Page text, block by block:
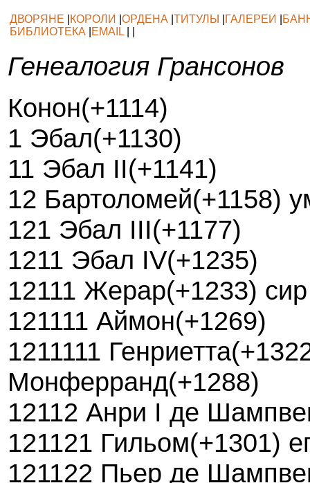
ДВОРЯНЕ КОРОЛИ ОРДЕНА ТИТУЛЫ ГАЛЕРЕИ
БИБЛИОТЕКА
EMAIL
Генеалогия Грансонов
Конон(+1114)
1 Эбал(+1130)
11 Эбал II(+1141)
12 Бартоломей(+1158)
121 Эбал III(+1177)
1211 Эбал IV(+1235)
12111 Жерар(+1233)
121111 Аймон(+1269)
1211111
Монферранд(+1288)
12112 Анри I де
121121 Гильом(+1301)
121122 Пьер де